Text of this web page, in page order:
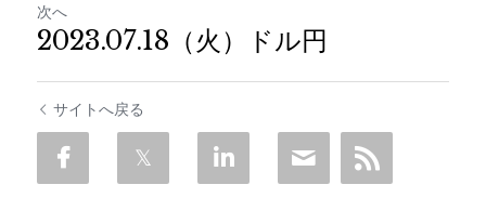
次へ
2023.07.18（火）ドル円
サイトへ戻る